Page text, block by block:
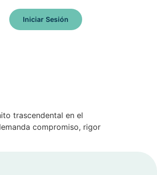
Iniciar Sesión
trascendental en el
compromiso, rigor